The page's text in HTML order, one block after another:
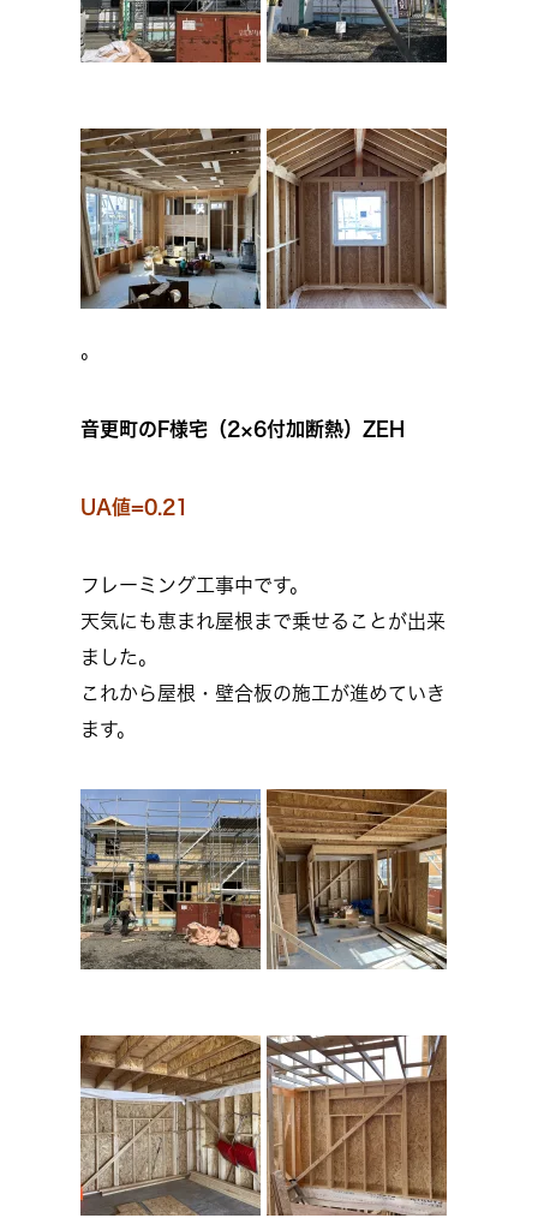
。
音更町のF様宅（2×6付加断熱）ZEH
UA値=0.21
フレーミング工事中です。
天気にも恵まれ屋根まで乗せることが出来
ました。
これから屋根・壁合板の施工が進めていき
ます。